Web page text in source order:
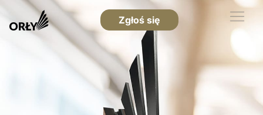
Zgłoś się